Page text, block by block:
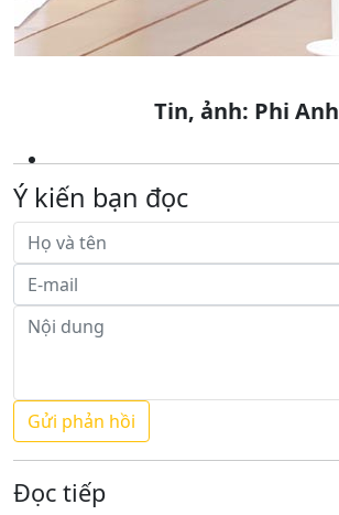
Tin, ảnh: Phi Anh
Ý kiến bạn đọc
Đọc tiếp